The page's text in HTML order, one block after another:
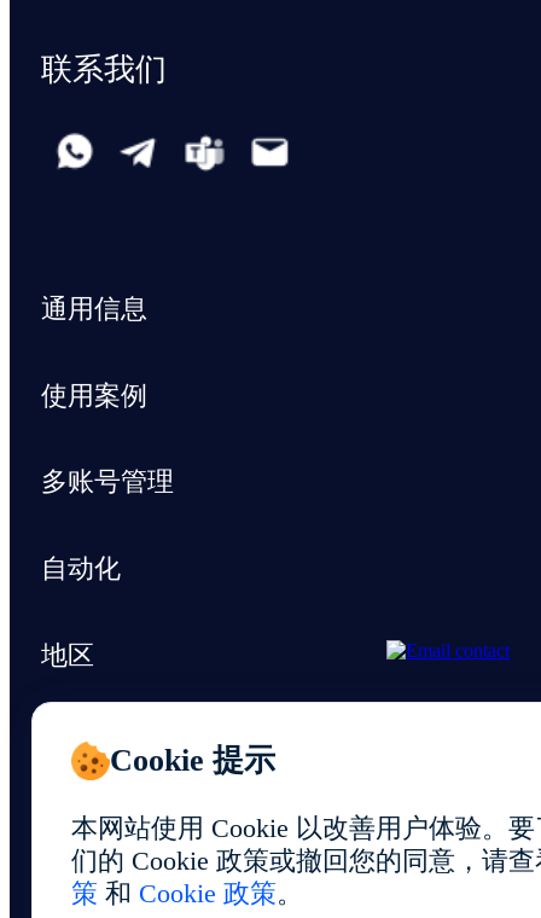
联系我们
通用信息
使用案例
多账号管理
自动化
地区
支持与资源
Cookie 提示
本网站使用 Cookie 以改善用户体验。
们的 Cookie 政策或撤回您的同意，请
策 和 Cookie 政策。